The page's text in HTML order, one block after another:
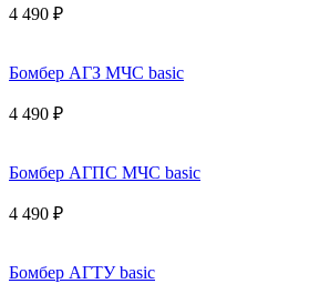
4 490 ₽
Бомбер АГЗ МЧС basic
4 490 ₽
Бомбер АГПС МЧС basic
4 490 ₽
Бомбер АГТУ basic